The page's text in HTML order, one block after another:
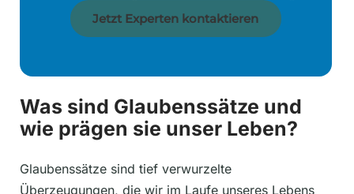
Jetzt Experten kontaktieren
Was sind Glaubenssätze und
wie prägen sie unser Leben?
Glaubenssätze sind tief verwurzelte
Überzeugungen, die wir im Laufe unseres Lebens